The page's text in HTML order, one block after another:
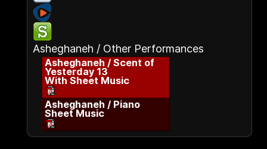
Asheghaneh / Other Performances
Asheghaneh / Scent of
Yesterday 13
With Sheet Music
Asheghaneh / Piano
Sheet Music